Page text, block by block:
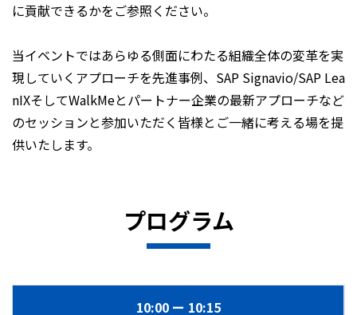
に貢献できるかをご参照ください。
当イベントではあらゆる側面にわたる組織全体の変革を実
現していくアプローチを先進事例、SAP Signavio/SAP Lea
nIXそしてWalkMeとパートナー企業の最新アプローチなど
のセッションと参加いただく皆様とご一緒に考える場を提
供いたします。
プログラム
10:00 10:15